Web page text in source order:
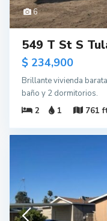
6
549 T St S
$ 234,900
Brillante vivienda
baño y 2 dormitorios.
2
1 761